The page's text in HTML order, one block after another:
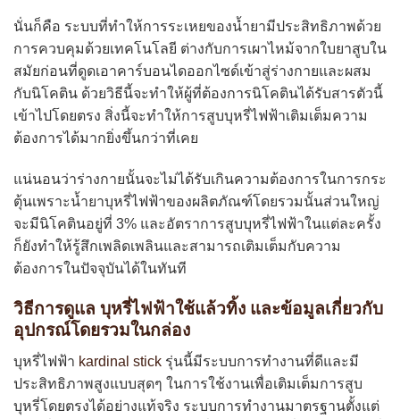
นั่นก็คือ ระบบที่ทำให้การระเหยของน้ำยามีประสิทธิภาพด้วย
การควบคุมด้วยเทคโนโลยี ต่างกับการเผาไหม้จากใบยาสูบใน
สมัยก่อนที่ดูดเอาคาร์บอนไดออกไซด์เข้าสู่ร่างกายและผสม
กับนิโคติน ด้วยวิธีนี้จะทำให้ผู้ที่ต้องการนิโคตินได้รับสารตัวนี้
เข้าไปโดยตรง สิ่งนี้จะทำให้การสูบบุหรี่ไฟฟ้าเติมเต็มความ
ต้องการได้มากยิ่งขึ้นกว่าที่เคย
แน่นอนว่าร่างกายนั้นจะไม่ได้รับเกินความต้องการในการกระ
ตุ้นเพราะน้ำยาบุหรี่ไฟฟ้าของผลิตภัณฑ์โดยรวมนั้นส่วนใหญ่
จะมีนิโคตินอยู่ที่ 3% และอัตราการสูบบุหรี่ไฟฟ้าในแต่ละครั้ง
ก็ยังทำให้รู้สึกเพลิดเพลินและสามารถเติมเต็มกับความ
ต้องการในปัจจุบันได้ในทันที
วิธีการดูแล บุหรี่ไฟฟ้าใช้แล้วทิ้ง และข้อมูลเกี่ยวกับ
อุปกรณ์โดยรวมในกล่อง
บุหรี่ไฟฟ้า kardinal stick รุ่นนี้มีระบบการทำงานที่ดีและมี
ประสิทธิภาพสูงแบบสุดๆ ในการใช้งานเพื่อเติมเต็มการสูบ
บุหรี่โดยตรงได้อย่างแท้จริง ระบบการทำงานมาตรฐานตั้งแต่